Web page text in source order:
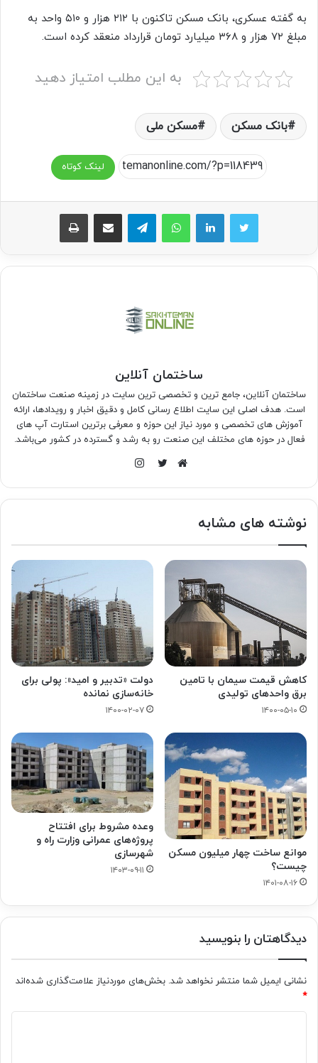
به گفته عسکری، بانک مسکن تاکنون با ۲۱۲ هزار و ۵۱۰ واحد به
مبلغ ۷۲ هزار و ۳۶۸ میلیارد تومان قرارداد منعقد کرده است.
به این مطلب امتیاز دهید
بانک مسکن مسکن ملی
لینک کوتاه
واتس آپ تلگرام اشتراک گذاری از طریق ایمیل چاپ
ساختمان آنلاین
ساختمان آنلاین، جامع ترین و تخصصی ترین سایت در زمینه صنعت ساختمان
است. هدف اصلی این سایت اطلاع رسانی کامل و دقیق اخبار و رویدادها، ارائه
آموزش های تخصصی و مورد نیاز این حوزه و معرفی برترین استارت آپ های
فعال در حوزه های مختلف این صنعت رو به رشد و گسترده در کشور می‌باشد.
نوشته های مشابه
کاهش قیمت سیمان با تامین
برق واحدهای تولیدی
۱۴۰۰-۰۵-۱۰
دولت «تدبیر و امید»: پولی برای
خانه‌سازی نمانده
۱۴۰۰-۰۲-۰۷
موانع ساخت چهار میلیون مسکن
چیست؟
۱۴۰۱-۰۸-۱۶
وعده مشروط برای افتتاح
پروژه‌های عمرانی وزارت راه و
شهرسازی
۱۴۰۳-۰۹-۱۱
دیدگاهتان را بنویسید
نشانی ایمیل شما منتشر نخواهد شد. بخش‌های موردنیاز علامت‌گذاری شده‌اند
*